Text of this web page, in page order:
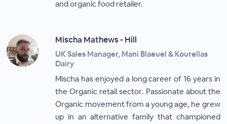
and organic food retailer.
Mischa Mathews - Hill
UK Sales Manager, Mani Blaeuel & Kourellas
Dairy
Mischa has enjoyed a long career of 16 years in
the Organic retail sector. Passionate about the
Organic movement from a young age, he grew
up in an alternative family that championed